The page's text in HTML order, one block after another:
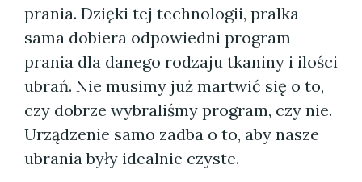
prania. Dzięki tej technologii, pralka
sama dobiera odpowiedni program
prania dla danego rodzaju tkaniny i ilości
ubrań. Nie musimy już martwić się o to,
czy dobrze wybraliśmy program, czy nie.
Urządzenie samo zadba o to, aby nasze
ubrania były idealnie czyste.